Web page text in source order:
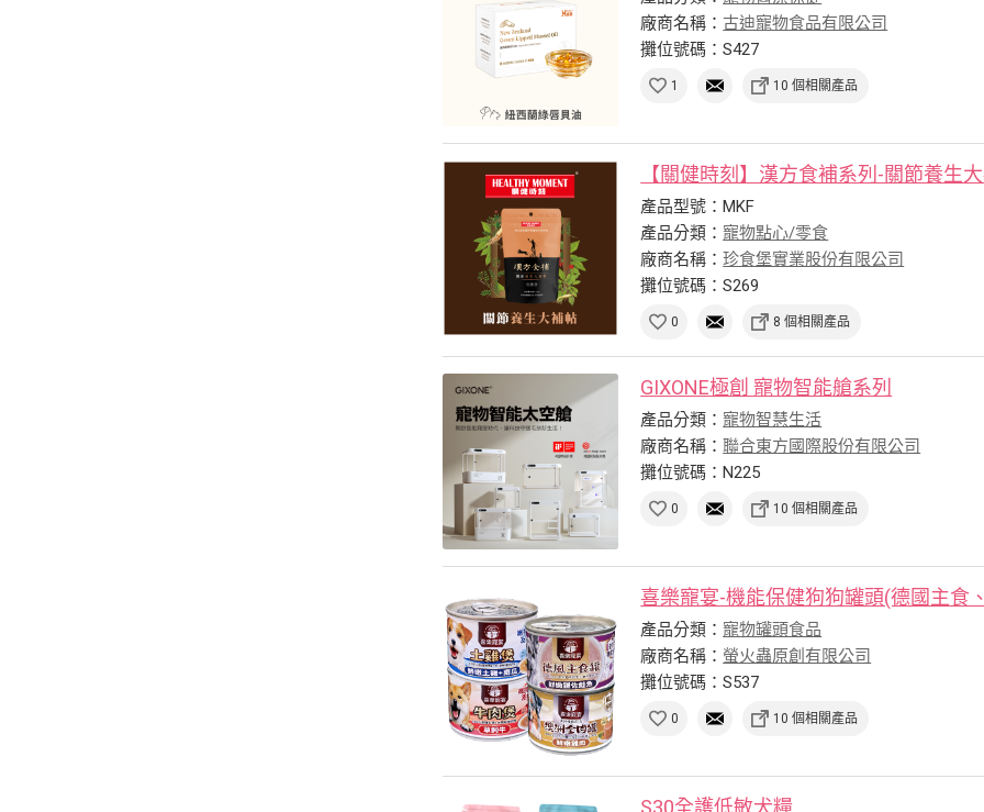
廠商名稱：古迪寵物食品有限公司
攤位號碼：S427
1 10 個相關產品
【關健時刻】漢方食補系列-關節養生
產品型號：MKF
產品分類：寵物點心/零食
廠商名稱：珍食堡實業股份有限公司
攤位號碼：S269
0 8 個相關產品
GIXONE極創 寵物智能艙系列
產品分類：寵物智慧生活
廠商名稱：聯合東方國際股份有限公司
攤位號碼：N225
0 10 個相關產品
喜樂寵宴-機能保健狗狗罐頭(德國主食
產品分類：寵物罐頭食品
廠商名稱： 螢火蟲原創有限公司
攤位號碼：S537
0 10 個相關產品
S30全護低敏犬糧